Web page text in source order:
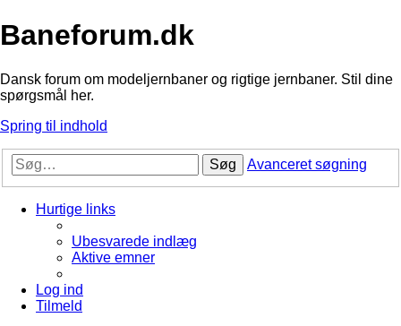
Baneforum.dk
Dansk forum om modeljernbaner og rigtige jernbaner. Stil dine
spørgsmål her.
Spring til indhold
Søg Avanceret søgning
Hurtige links
Ubesvarede indlæg
Aktive emner
Log ind
Tilmeld